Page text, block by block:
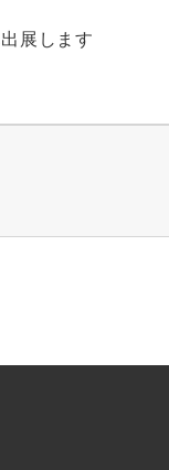
展します